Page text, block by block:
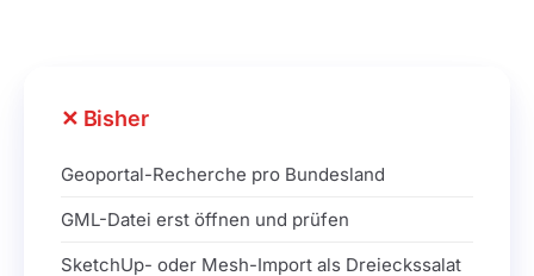
Bisher
Geoportal-Recherche pro Bundesland
GML-Datei erst öffnen und prüfen
SketchUp- oder Mesh-Import als Dreieckssalat